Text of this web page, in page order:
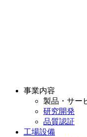
事業内容
製品・サー
研究開発
品質認証
工場設備